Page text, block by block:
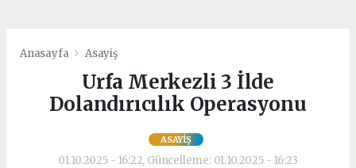
Anasayfa Asayiş
Urfa Merkezli 3 İlde
Dolandırıcılık Operasyonu
ASAYIŞ
01.10.2025 - 16:22, Güncelleme: 01.10.2025 - 16:23